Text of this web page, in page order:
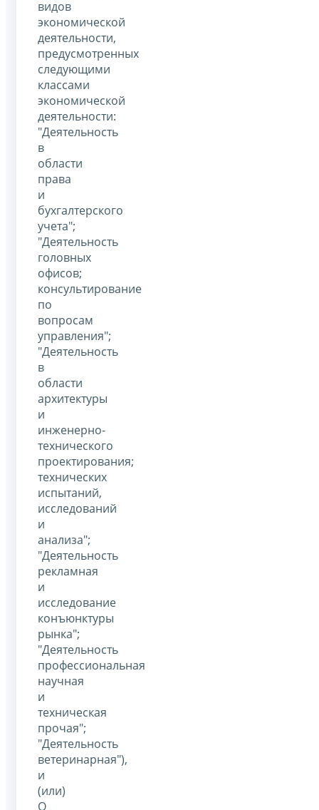
видов
экономической
деятельности,
предусмотренных
следующими
классами
экономической
деятельности:
"Деятельность
в
области
права
и
бухгалтерского
учета";
"Деятельность
головных
офисов;
консультирование
по
вопросам
управления";
"Деятельность
в
области
архитектуры
и
инженерно-
технического
проектирования;
технических
испытаний,
исследований
и
анализа";
"Деятельность
рекламная
и
исследование
конъюнктуры
рынка";
"Деятельность
профессиональная
научная
и
техническая
прочая";
"Деятельность
ветеринарная"),
и
(или)
Q